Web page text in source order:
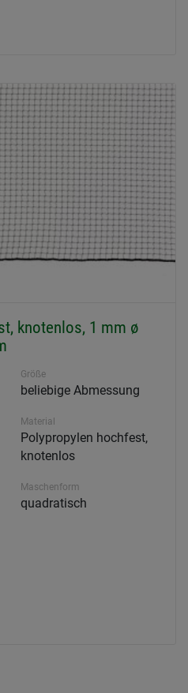
knotenlos, 1 mm ø
Größe
beliebige Abmessung
Material
Polypropylen hochfest,
knotenlos
Maschenform
quadratisch